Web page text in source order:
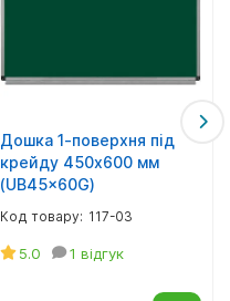
Дошка 1-поверхня під
крейду 450х600 мм
(UB45x60G)
117-03
5.0 1 відгук